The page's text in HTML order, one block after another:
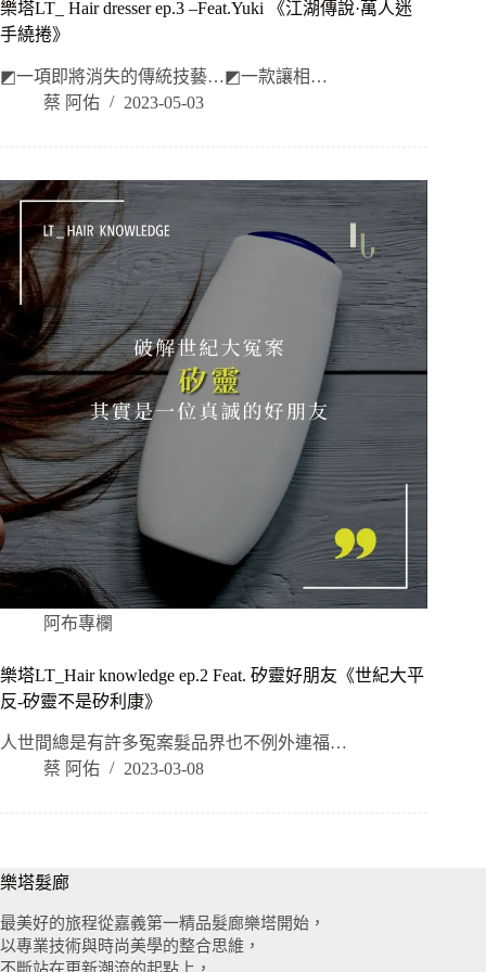
樂塔LT_ Hair dresser ep.3 –Feat.Yuki 《江湖傳說·萬人迷
手繞捲》
◩一項即將消失的傳統技藝…◩一款讓相…
蔡 阿佑
2023-05-03
阿布專欄
樂塔LT_Hair knowledge ep.2 Feat. 矽靈好朋友《世紀大平
反-矽靈不是矽利康》
人世間總是有許多冤案髮品界也不例外​連福…
蔡 阿佑
2023-03-08
樂塔髮廊
最美好的旅程從嘉義第一精品髮廊樂塔開始，
以專業技術與時尚美學的整合思維，